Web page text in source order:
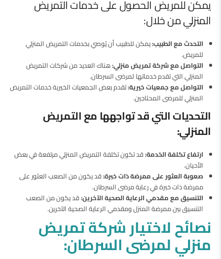
يمكن للمريض الحصول على خدمات التمريض
المنزلي من خلال:
التحدث مع الطبيب:يمكن للطبيب أن يُوصي بخدمات التمريض المنزلي
للمريض.
التواصل مع شركة تمريض منزلي:هناك العديد من شركات التمريض
المنزلي التي تقدم خدماتها لمرضى السرطان.
التواصل مع جمعيات خيرية:تقدم بعض الجمعيات الخيرية خدمات التمريض
المنزلي للمرضى المحتاجين.
التحديات التي قد تواجهها مع التمريض
المنزلي:
ارتفاع تكلفة الخدمة:قد تكون تكلفة التمريض المنزلي مرتفعة في بعض
الأحيان.
صعوبة العثور على ممرضة ذات خبرة:قد يكون من الصعب العثور على
ممرضة ذات خبرة في رعاية مرضى السرطان.
التنسيق مع مقدمي الرعاية الصحية الآخرين:قد يكون من الصعب
التنسيق بين ممرضة المنزل ومقدمي الرعاية الصحية الآخرين.
نصائح لاختيار شركة تمريض
منزلي لمرضى السرطان: